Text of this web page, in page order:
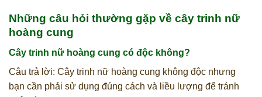
Những câu hỏi thường gặp về cây trinh nữ
hoàng cung
Cây trinh nữ hoàng cung có độc không?
Câu trả lời: Cây trinh nữ hoàng cung không độc nhưng
bạn cần phải sử dụng đúng cách và liều lượng để tránh